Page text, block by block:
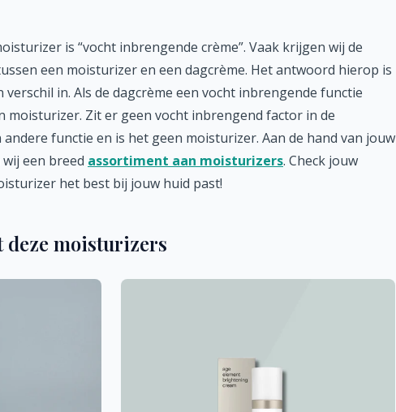
is “vocht inbrengende crème”. Vaak krijgen wij de
een moisturizer en een dagcrème. Het antwoord hierop is
in. Als de dagcrème een vocht inbrengende functie
moisturizer. Zit er geen vocht inbrengend factor in de
functie en is het geen moisturizer. Aan de hand van jouw
een breed assortiment aan moisturizers. Check jouw
het best bij jouw huid past!
moisturizers